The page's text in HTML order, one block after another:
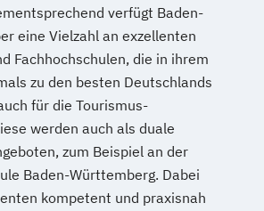
verfügt Baden-
eine Vielzahl an exzellenten
Fachhochschulen, die in ihrem
zu den besten Deutschlands
für die Tourismus-
werden auch als duale
zum Beispiel an der
Baden-Württemberg. Dabei
kompetent und praxisnah